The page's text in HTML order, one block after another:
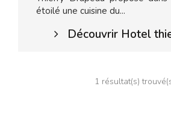
étoilé une cuisine du...
Découvrir Hotel
1 résultat(s)